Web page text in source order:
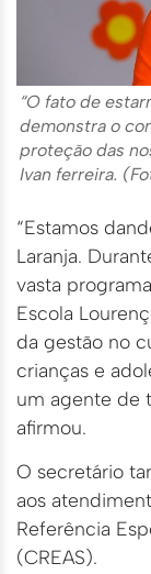
“O fato de
demonstra o
proteção das
Ivan ferreira.
“Estamos
Laranja.
vasta
Escola
da gestão no
crianças e
um agente de
afirmou.
O secretário
aos
Referência
(CREAS).